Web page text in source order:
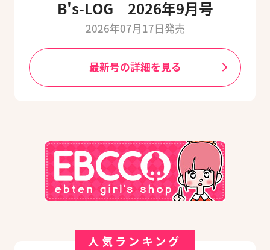
B's-LOG 2026年9月号
2026年07月17日発売
最新号の詳細を見る
人気ランキング